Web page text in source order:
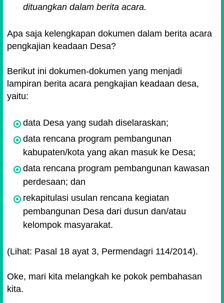
dituangkan dalam berita acara.
Apa saja kelengkapan dokumen dalam berita acara
pengkajian keadaan Desa?
Berikut ini dokumen-dokumen yang menjadi
lampiran berita acara pengkajian keadaan desa,
yaitu:
data Desa yang sudah diselaraskan;
data rencana program pembangunan
kabupaten/kota yang akan masuk ke Desa;
data rencana program pembangunan kawasan
perdesaan; dan
rekapitulasi usulan rencana kegiatan
pembangunan Desa dari dusun dan/atau
kelompok masyarakat.
(Lihat: Pasal 18 ayat 3, Permendagri 114/2014).
Oke, mari kita melangkah ke pokok pembahasan
kita.